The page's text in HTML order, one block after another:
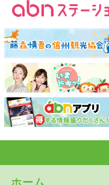
ホーム